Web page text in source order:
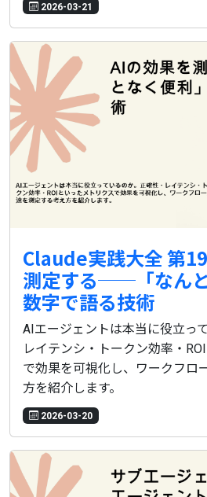
2026-03-21
Claude実践大全 第
測定する──「なん
数字で語る技術
AIエージェントは本当に役立っ
レイテンシ・トークン効率・
で効果を可視化し、ワークフロ
方を紹介します。
2026-03-20